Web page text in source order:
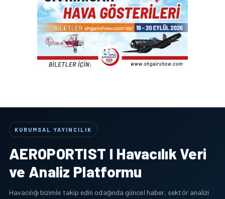
KURUMSAL YAYINCILIK
AEROPORTIST I Havacılık Veri
ve Analiz Platformu
Havacılığı bizimle takip edin odağında güncel haber, sektör analizi